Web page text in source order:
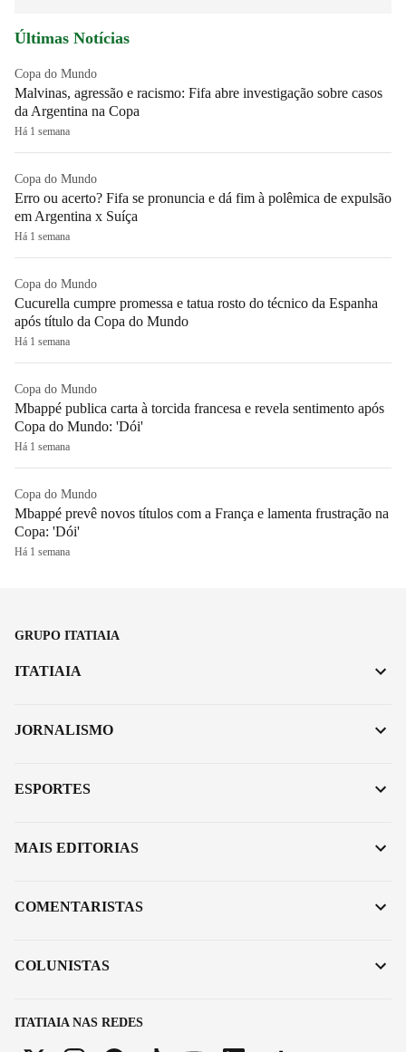
Últimas Notícias
Copa do Mundo
Malvinas, agressão e racismo: Fifa abre investigação sobre casos
da Argentina na Copa
Há 1 semana
Copa do Mundo
Erro ou acerto? Fifa se pronuncia e dá fim à polêmica de expulsão
em Argentina x Suíça
Há 1 semana
Copa do Mundo
Cucurella cumpre promessa e tatua rosto do técnico da Espanha
após título da Copa do Mundo
Há 1 semana
Copa do Mundo
Mbappé publica carta à torcida francesa e revela sentimento após
Copa do Mundo: 'Dói'
Há 1 semana
Copa do Mundo
Mbappé prevê novos títulos com a França e lamenta frustração na
Copa: 'Dói'
Há 1 semana
GRUPO ITATIAIA
ITATIAIA NAS REDES
ITATIAIA
JORNALISMO
ESPORTES
MAIS EDITORIAS
COMENTARISTAS
COLUNISTAS